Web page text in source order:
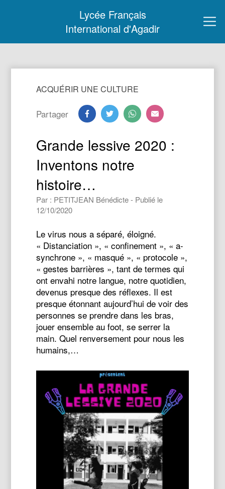
Lycée Français
International d'Agadir
ACQUÉRIR UNE CULTURE
Partager
Grande lessive 2020 :
Inventons notre
histoire…
Par : PETITJEAN Bénédicte - Publié le
12/10/2020
Le virus nous a séparé, éloigné.
« Distanciation », « confinement », « a-
synchrone », « masqué », « protocole »,
« gestes barrières », tant de termes qui
ont envahi notre langue, notre quotidien,
devenus presque des réflexes. Il est
presque étonnant aujourd’hui de voir des
personnes se prendre dans les bras,
jouer ensemble au foot, se serrer la
main. Quel renversement pour nous les
humains,…